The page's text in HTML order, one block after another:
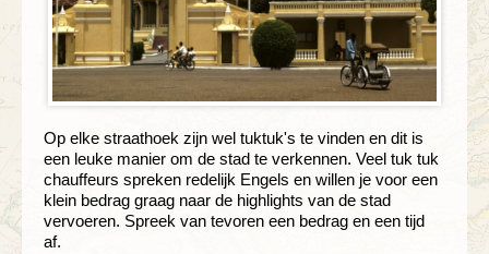
Op elke straathoek zijn wel tuktuk's te vinden en dit is
een leuke manier om de stad te verkennen. Veel tuk tuk
chauffeurs spreken redelijk Engels en willen je voor een
klein bedrag graag naar de highlights van de stad
vervoeren. Spreek van tevoren een bedrag en een tijd
af.